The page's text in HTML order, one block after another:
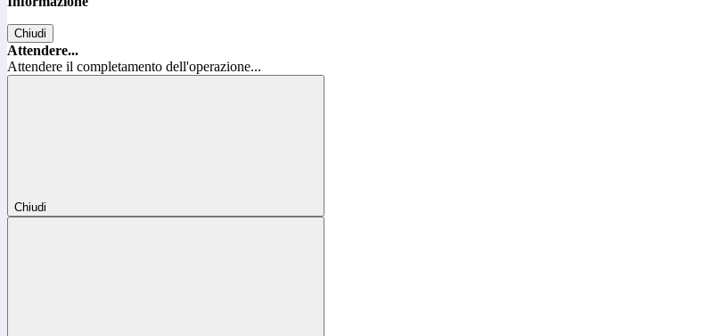
Chiudi
Attendere...
Attendere il completamento dell'operazione...
Chiudi